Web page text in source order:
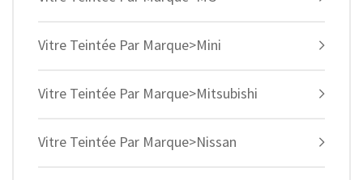
Vitre Teintée Par Marque>Mini
Vitre Teintée Par Marque>Mitsubishi
Vitre Teintée Par Marque>Nissan